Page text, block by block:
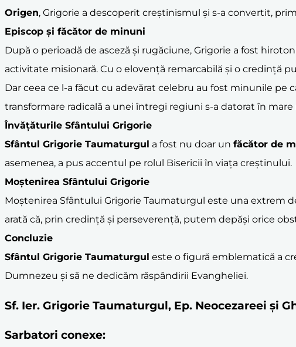
Origen, Grigorie a descoperit creștinismul și s-a convertit,
Episcop și făcător de minuni
După o perioadă de asceză și rugăciune, Grigorie a fost
activitate misionară. Cu o elovență remarcabilă și o credință
Dar ceea ce l-a făcut cu adevărat celebru au fost minunile pe
transformare radicală a unei întregi regiuni s-a datorat în
Învățăturile Sfântului Grigorie
Sfântul Grigorie Taumaturgul a fost nu doar un făcător de
asemenea, a pus accentul pe rolul Bisericii în viața creștinului.
Moștenirea Sfântului Grigorie
Moștenirea Sfântului Grigorie Taumaturgul este una extrem
arată că, prin credință și perseverență, putem depăși orice
Concluzie
Sfântul Grigorie Taumaturgul este o figură emblematică a
Dumnezeu și să ne dedicăm răspândirii Evangheliei.
Sf. Ier. Grigorie Taumaturgul, Ep. Neocezareei şi
Sarbatori conexe: